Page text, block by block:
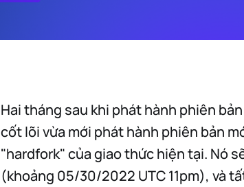
Hai tháng sau khi phát hành phiên
cốt lõi vừa mới phát hành phiên bản
"hardfork" của giao thức hiện tại. Nó
(khoảng 05/30/2022 UTC 11pm), và